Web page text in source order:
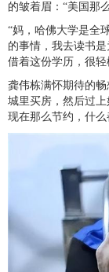
的皱着眉：“美国那
“妈，哈佛大学是全
的事情，我去读书
借着这份学历，很
龚伟栋满怀期待的
城里买房，然后过
现在那么节约，什